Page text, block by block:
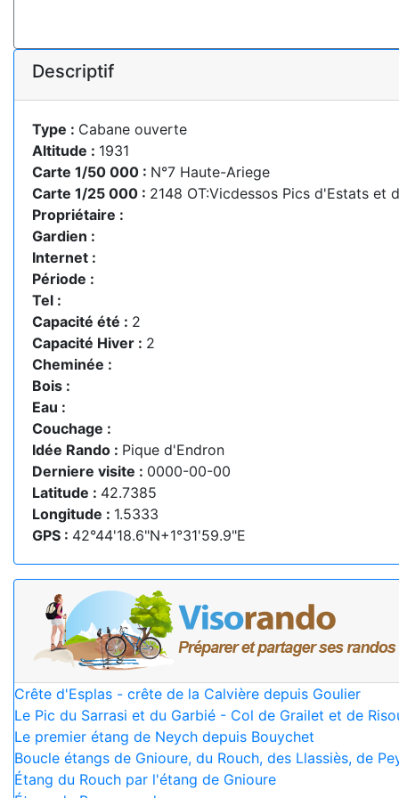
Descriptif
Type : Cabane ouverte
Altitude : 1931
Carte 1/50 000 : N°7 Haute-Ariege
Carte 1/25 000 : 2148 OT:Vicdessos Pics d'Estats et
Propriétaire :
Gardien :
Internet :
Période :
Tel :
Capacité été : 2
Capacité Hiver : 2
Cheminée :
Bois :
Eau :
Couchage :
Idée Rando : Pique d'Endron
Derniere visite : 0000-00-00
Latitude : 42.7385
Longitude : 1.5333
GPS : 42°44'18.6"N+1°31'59.9"E
Crête d'Esplas - crête de la Calvière depuis Goulier
Le Pic du Sarrasi et du Garbié - Col de Grailet et de
Le premier étang de Neych depuis Bouychet
Boucle étangs de Gnioure, du Rouch, des Llassiès, de
Étang du Rouch par l'étang de Gnioure